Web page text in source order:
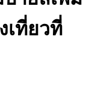
เที่ยวที่